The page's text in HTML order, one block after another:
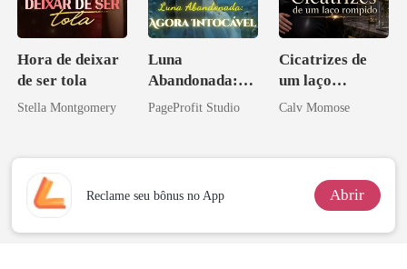
Hora de deixar
de ser tola
Stella Montgomery
Luna
Abandonada:
Agora Intocável
PageProfit Studio
Cicatrizes de
um laço
rompido
Calv Momose
Reclame seu bônus no App Abrir